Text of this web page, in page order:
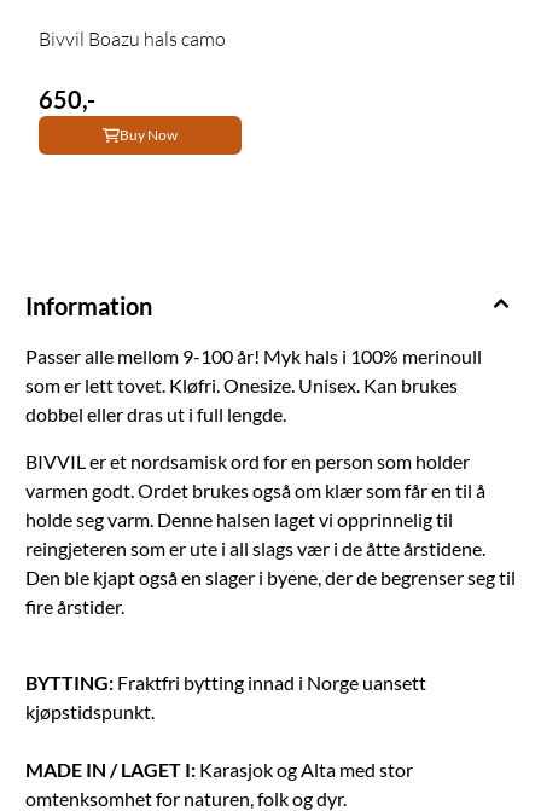
Bivvil Boazu hals camo
650,-
Buy Now
Information
Passer alle mellom 9-100 år! Myk hals i 100% merinoull
som er lett tovet. Kløfri. Onesize. Unisex. Kan brukes
dobbel eller dras ut i full lengde.
BIVVIL er et nordsamisk ord for en person som holder
varmen godt. Ordet brukes også om klær som får en til å
holde seg varm. Denne halsen laget vi opprinnelig til
reingjeteren som er ute i all slags vær i de åtte årstidene.
Den ble kjapt også en slager i byene, der de begrenser seg til
fire årstider.
BYTTING: Fraktfri bytting innad i Norge uansett
kjøpstidspunkt.
MADE IN / LAGET I: Karasjok og Alta med stor
omtenksomhet for naturen, folk og dyr.